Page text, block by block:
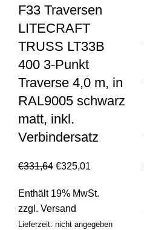
F33 Traversen
LITECRAFT
TRUSS LT33B
400 3-Punkt
Traverse 4,0 m, in
RAL9005 schwarz
matt, inkl.
Verbindersatz
€331,64 €325,01
Enthält 19% MwSt.
zzgl. Versand
Lieferzeit: nicht angegeben